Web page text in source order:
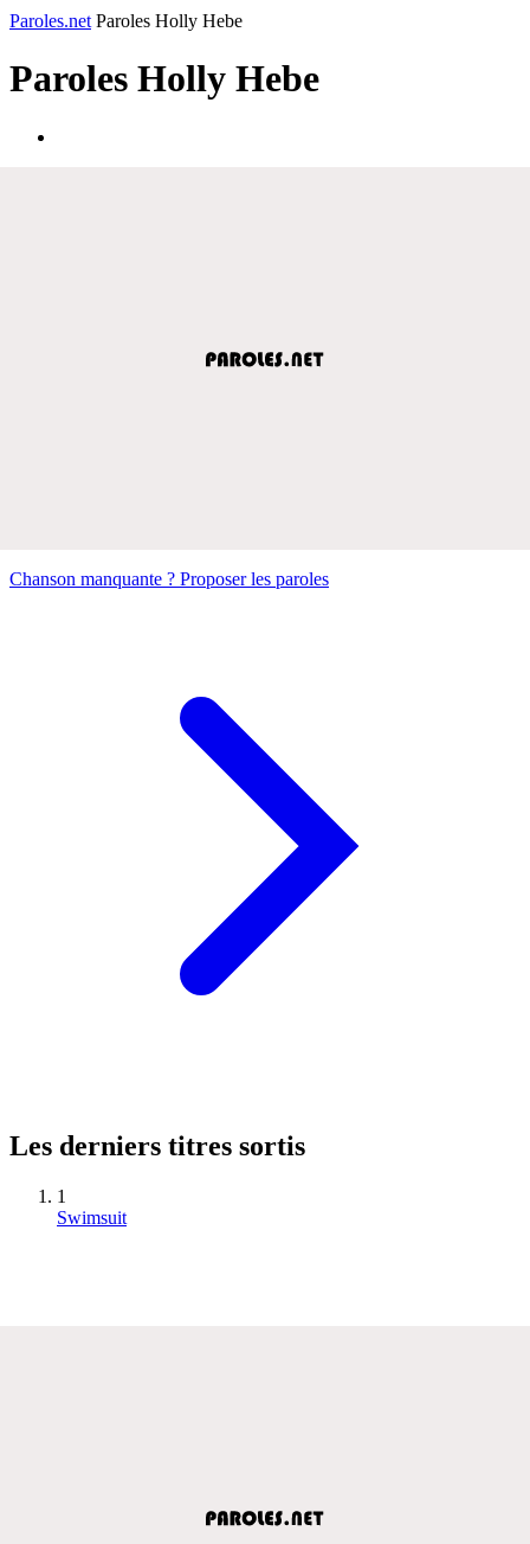
Paroles.net Paroles Holly Hebe
Paroles Holly Hebe
Chanson manquante ? Proposer les paroles
Les derniers titres sortis
1
Swimsuit